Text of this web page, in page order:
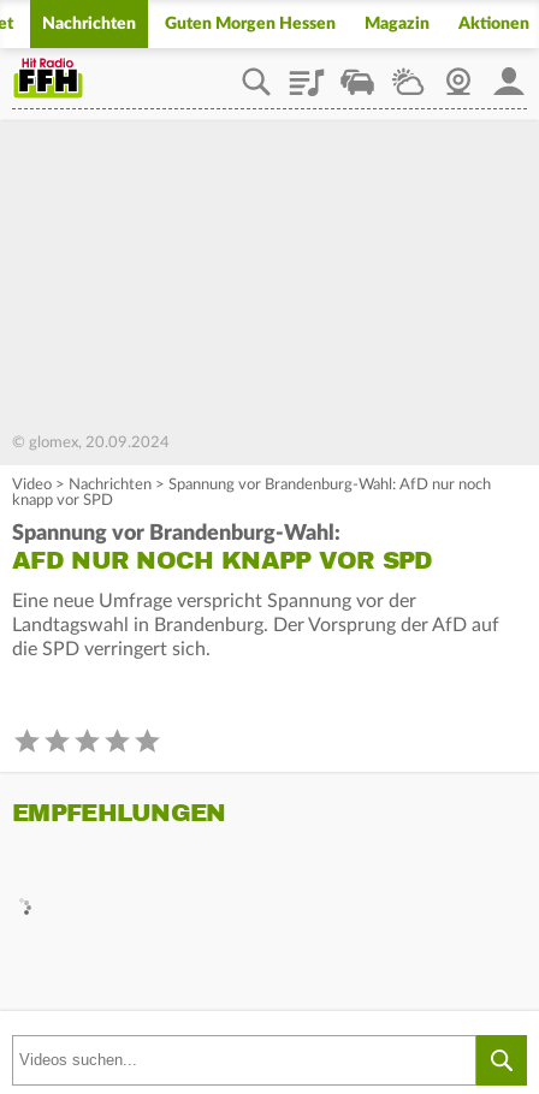
Nachrichten Guten Morgen Hessen Magazin Aktionen
PlaylistStaupilotWetterWebcam
© glomex, 20.09.2024
Video > Nachrichten > Spannung vor Brandenburg-Wahl: AfD nur noch
knapp vor SPD
Spannung vor Brandenburg-Wahl:
AFD NUR NOCH KNAPP VOR SPD
Eine neue Umfrage verspricht Spannung vor der
Landtagswahl in Brandenburg. Der Vorsprung der AfD auf
die SPD verringert sich.
EMPFEHLUNGEN